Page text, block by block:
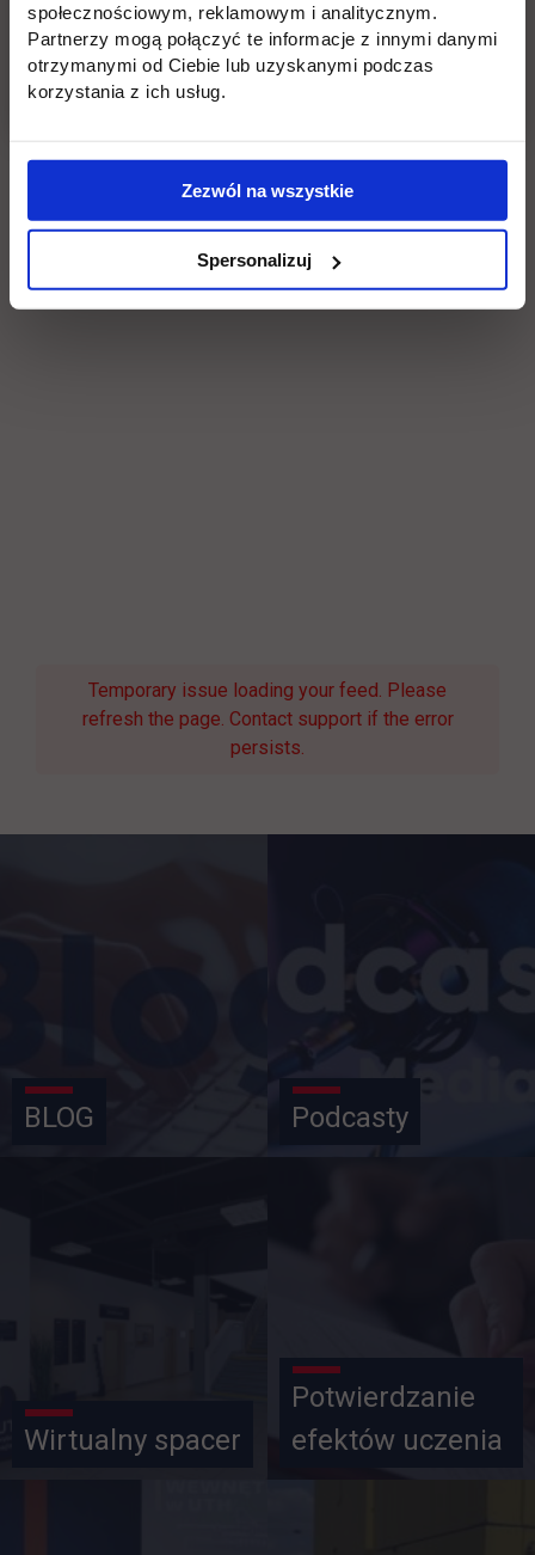
społecznościowym, reklamowym i analitycznym.
Partnerzy mogą połączyć te informacje z innymi danymi
otrzymanymi od Ciebie lub uzyskanymi podczas
korzystania z ich usług.
Zezwól na wszystkie
Spersonalizuj
Temporary issue loading your feed. Please
refresh the page. Contact support if the error
persists.
BLOG Podcasty
Wirtualny spacer
Potwierdzanie
efektów uczenia